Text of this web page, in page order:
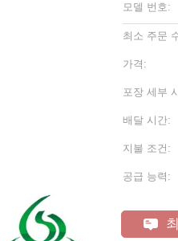
모델 번호:
최소 주문
가격:
포장 세부
배달 시간:
지불 조건:
공급 능력: